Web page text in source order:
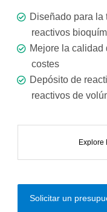
Diseñado para la
reactivos
Mejore la calidad
costes
Depósito de
reactivos de
Explore
Solicitar un